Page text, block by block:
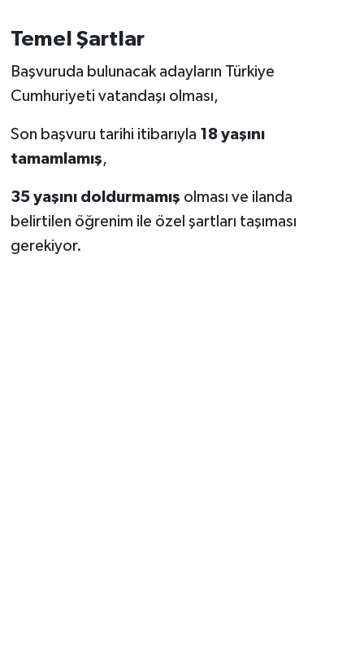
Temel Şartlar
Başvuruda bulunacak adayların Türkiye
Cumhuriyeti vatandaşı olması,
Son başvuru tarihi itibarıyla 18 yaşını
tamamlamış,
35 yaşını doldurmamış olması ve ilanda
belirtilen öğrenim ile özel şartları taşıması
gerekiyor.